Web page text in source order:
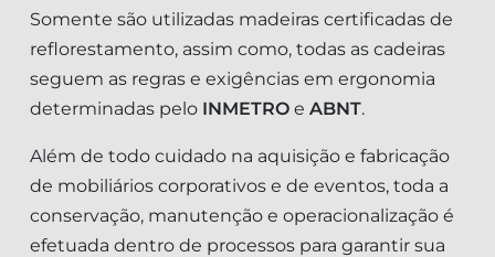
Somente são utilizadas madeiras certificadas de
reflorestamento, assim como, todas as cadeiras
seguem as regras e exigências em ergonomia
determinadas pelo INMETRO e ABNT.
Além de todo cuidado na aquisição e fabricação
de mobiliários corporativos e de eventos, toda a
conservação, manutenção e operacionalização é
efetuada dentro de processos para garantir sua